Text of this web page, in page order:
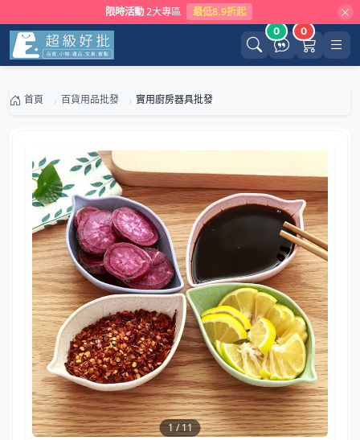
限時活動 2大專區 最低8.9折起
0 0
首頁 百貨用品批發 實用廚房器具批發
1/11